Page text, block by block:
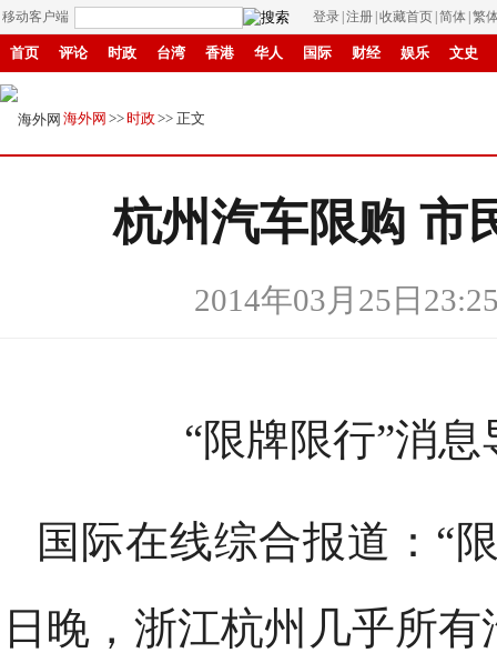
移动客户端 登录 注册 收藏首页 简体 繁
首页 评论 时政 台湾 香港 华人 国际 财经 娱乐 文史
招商
海外网 >> 时政 >> 正文
杭州汽车限购 市
2014年03月25日
“限牌限行”消
国际在线综合报道：“
日晚，浙江杭州几乎所